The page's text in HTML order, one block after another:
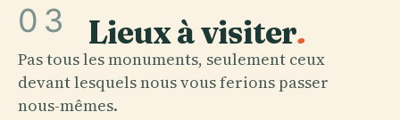
03 Lieux à visiter.
Pas tous les monuments, seulement ceux
devant lesquels nous vous ferions passer
nous-mêmes.